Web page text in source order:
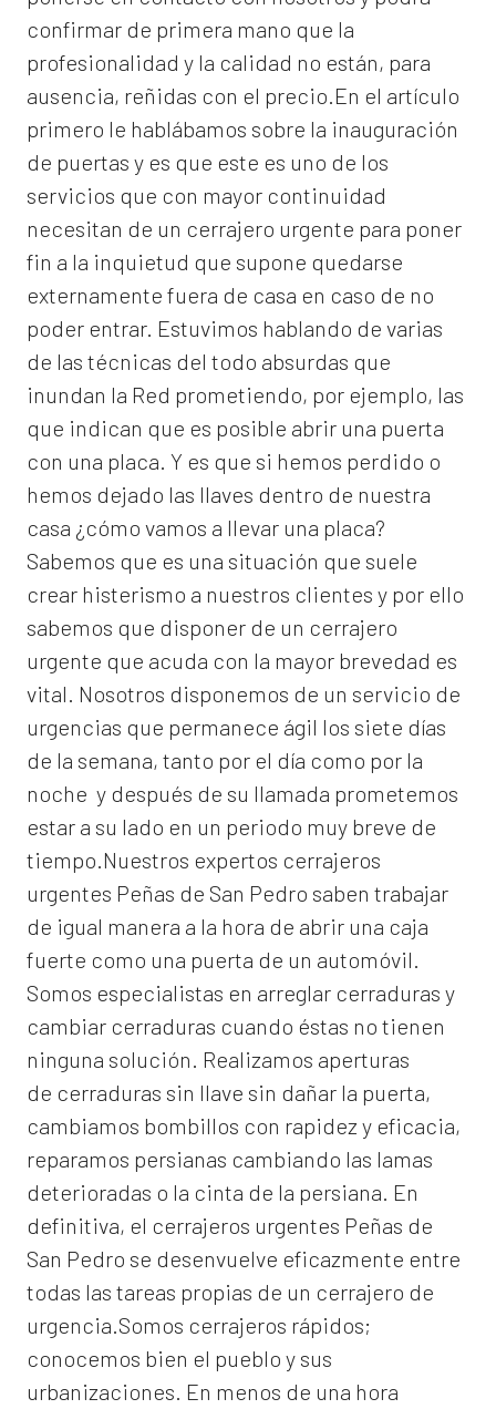
confirmar de primera mano que la
profesionalidad y la calidad no están, para
ausencia, reñidas con el precio.En el artículo
primero le hablábamos sobre la inauguración
de puertas y es que este es uno de los
servicios que con mayor continuidad
necesitan de un cerrajero urgente para poner
fin a la inquietud que supone quedarse
externamente fuera de casa en caso de no
poder entrar. Estuvimos hablando de varias
de las técnicas del todo absurdas que
inundan la Red prometiendo, por ejemplo, las
que indican que es posible abrir una puerta
con una placa. Y es que si hemos perdido o
hemos dejado las llaves dentro de nuestra
casa ¿cómo vamos a llevar una placa?
Sabemos que es una situación que suele
crear histerismo a nuestros clientes y por ello
sabemos que disponer de un cerrajero
urgente que acuda con la mayor brevedad es
vital. Nosotros disponemos de un servicio de
urgencias que permanece ágil los siete días
de la semana, tanto por el día como por la
noche y después de su llamada prometemos
estar a su lado en un periodo muy breve de
tiempo.Nuestros expertos cerrajeros
urgentes Peñas de San Pedro saben trabajar
de igual manera a la hora de abrir una caja
fuerte como una puerta de un automóvil.
Somos especialistas en arreglar cerraduras y
cambiar cerraduras cuando éstas no tienen
ninguna solución. Realizamos aperturas
de cerraduras sin llave sin dañar la puerta,
cambiamos bombillos con rapidez y eficacia,
reparamos persianas cambiando las lamas
deterioradas o la cinta de la persiana. En
definitiva, el cerrajeros urgentes Peñas de
San Pedro se desenvuelve eficazmente entre
todas las tareas propias de un cerrajero de
urgencia.Somos cerrajeros rápidos;
conocemos bien el pueblo y sus
urbanizaciones. En menos de una hora